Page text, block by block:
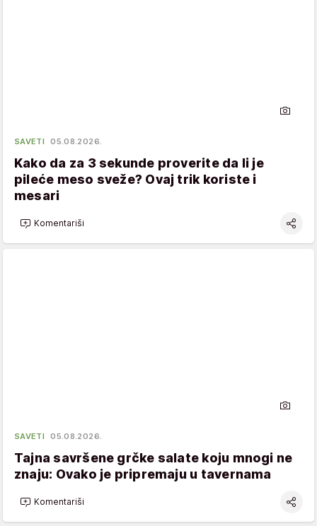
SAVETI 05.08.2026.
Kako da za 3 sekunde proverite da li je
pileće meso sveže? Ovaj trik koriste i
mesari
Komentariši
SAVETI 05.08.2026.
Tajna savršene grčke salate koju mnogi ne
znaju: Ovako je pripremaju u tavernama
Komentariši